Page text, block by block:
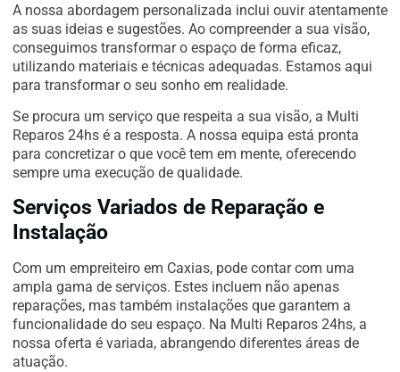
A nossa abordagem personalizada inclui ouvir atentamente
as suas ideias e sugestões. Ao compreender a sua visão,
conseguimos transformar o espaço de forma eficaz,
utilizando materiais e técnicas adequadas. Estamos aqui
para transformar o seu sonho em realidade.
Se procura um serviço que respeita a sua visão, a Multi
Reparos 24hs é a resposta. A nossa equipa está pronta
para concretizar o que você tem em mente, oferecendo
sempre uma execução de qualidade.
Serviços Variados de Reparação e
Instalação
Com um empreiteiro em Caxias, pode contar com uma
ampla gama de serviços. Estes incluem não apenas
reparações, mas também instalações que garantem a
funcionalidade do seu espaço. Na Multi Reparos 24hs, a
nossa oferta é variada, abrangendo diferentes áreas de
atuação.